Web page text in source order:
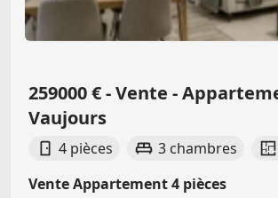
259000 € - Vente -
Vaujours
4 pièces 3 chambres
Vente Appartement 4 pièces